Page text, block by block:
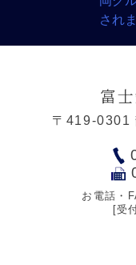
富
〒419-0301
お電話・
[受